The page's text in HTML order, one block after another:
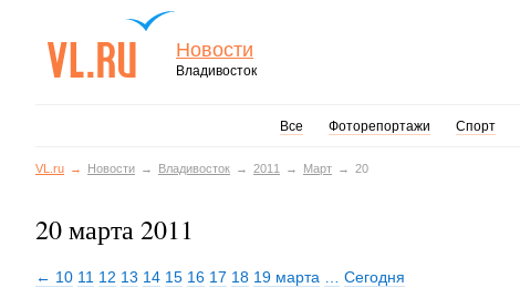
Новости
Владивосток
Все Фоторепортажи Спорт
VL.ru Новости Владивосток 2011 Март 20
20 марта 2011
← 10 11 12 13 14 15 16 17 18 19 марта Сегодня